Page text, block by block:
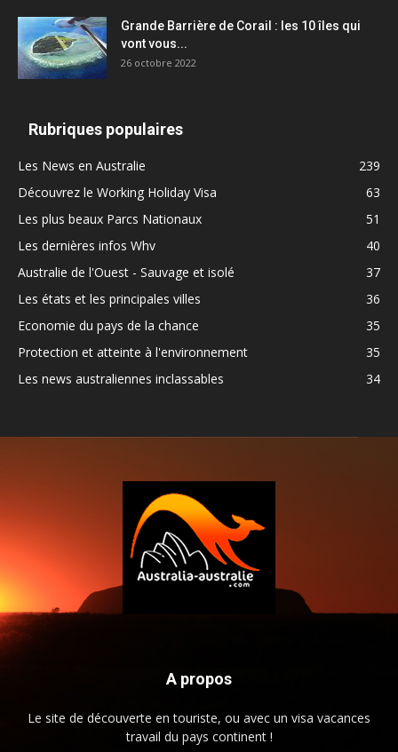
Grande Barrière de Corail : les 10 îles qui
vont vous...
26 octobre 2022
Rubriques populaires
Les News en Australie
239
Découvrez le Working Holiday Visa
63
Les plus beaux Parcs Nationaux
51
Les dernières infos Whv
40
Australie de l'Ouest - Sauvage et isolé
37
Les états et les principales villes
36
Economie du pays de la chance
35
Protection et atteinte à l'environnement
35
Les news australiennes inclassables
34
A propos
Le site de découverte en touriste, ou avec un visa vacances
travail du pays continent !